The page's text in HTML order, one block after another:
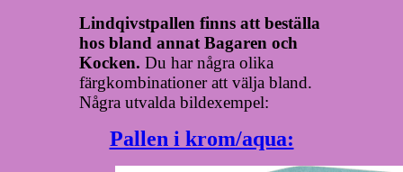
Lindqivstpallen finns att beställa
hos bland annat Bagaren och
Kocken. Du har några olika
färgkombinationer att välja bland.
Några utvalda bildexempel:
Pallen i krom/aqua: